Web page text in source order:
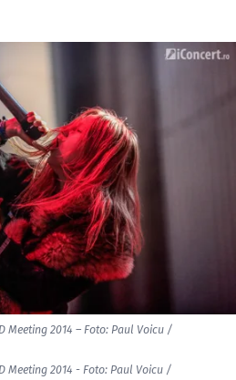
Meeting 2014 – Foto: Paul Voicu /
Meeting 2014 - Foto: Paul Voicu /